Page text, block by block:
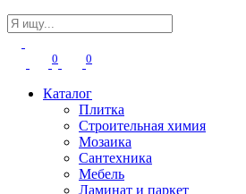
0 0
Каталог
Плитка
Строительная химия
Мозаика
Сантехника
Мебель
Ламинат и паркет